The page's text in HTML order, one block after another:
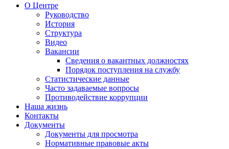
О Центре
Руководство
История
Структура
Видео
Вакансии
Сведения о вакантных должностях
Порядок поступления на службу
Статистические данные
Часто задаваемые вопросы
Противодействие коррупции
Наша жизнь
Контакты
Документы
Документы для просмотра
Нормативные правовые акты